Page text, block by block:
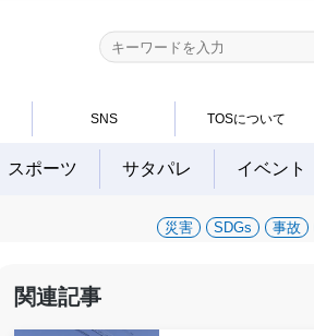
SNS TOSについて
スポーツ サタパレ イベント
災害 SDGs 事故
関連記事